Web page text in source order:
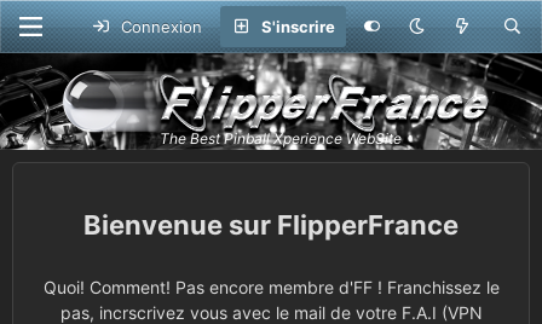
Connexion S'inscrire
FlipperFrance
Quoi! Comment! Pas encore membre d'FF ! Franchissez le
pas, incrscrivez vous avec le mail de votre F.A.I (VPN